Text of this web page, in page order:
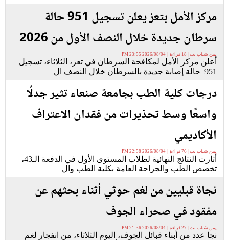
مركز الأمل بتعز يعلن تسجيل 951 حالة
سرطان جديدة خلال النصف الأول من 2026
يمن شباب نت | 18 قراءة | 2026/08/04 23:55 PM
أعلن مركز الأمل لمكافحة السرطان في تعز، الثلاثاء، تسجيل
951 حالة إصابة جديدة بالسرطان خلال النصف ال
درجات كلية الطب بجامعة صنعاء تثير جدلًا
واسعًا وسط تحذيرات من فقدان الاعتراف
الأكاديمي
يمن شباب نت | 76 قراءة | 2026/08/04 22:58 PM
أثارت النتائج النهائية لطلاب المستوى الأول في الدفعة الـ43،
تخصص الطب والجراحة العامة بكلية الطب وال
نجاة قبليين من لغم حوثي أثناء بحثهم عن
مفقود في صحراء الجوف
يمن شباب نت | 27 قراءة | 2026/08/04 21:36 PM
نجا عدد من أبناء قبائل الجوف، اليوم الثلاثاء، من انفجار لغم